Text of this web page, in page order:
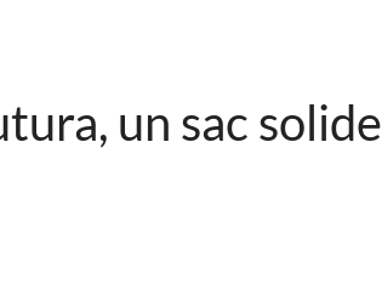
un sac solide